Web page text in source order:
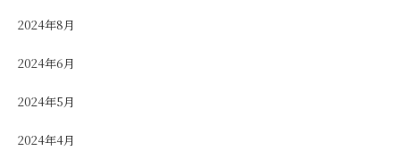
2024年8月
2024年6月
2024年5月
2024年4月